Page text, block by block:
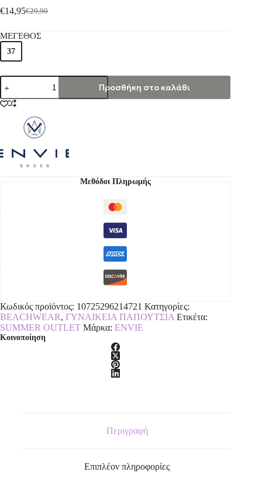
€29,90
€14,95
ΜΕΓΕΘΟΣ
37
Προσθήκη στο καλάθι
Μεθόδοι Πληρωμής
Κωδικός προϊόντος: 10725296214721 Κατηγορίες:
BEACHWEAR, ΓΥΝΑΙΚΕΙΑ ΠΑΠΟΥΤΣΙΑ Ετικέτα:
SUMMER OUTLET Μάρκα: ENVIE
Κοινοποίηση
Περιγραφή
Επιπλέον πληροφορίες